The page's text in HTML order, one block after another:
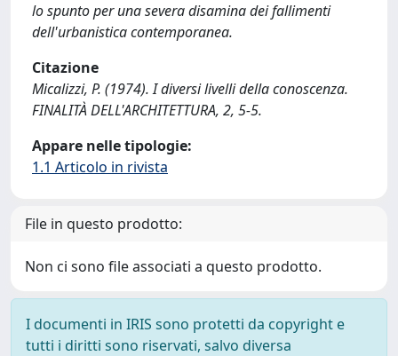
lo spunto per una severa disamina dei fallimenti
dell'urbanistica contemporanea.
Citazione
Micalizzi, P. (1974). I diversi livelli della conoscenza.
FINALITÀ DELL'ARCHITETTURA, 2, 5-5.
Appare nelle tipologie:
1.1 Articolo in rivista
File in questo prodotto:
Non ci sono file associati a questo prodotto.
I documenti in IRIS sono protetti da copyright e
tutti i diritti sono riservati, salvo diversa